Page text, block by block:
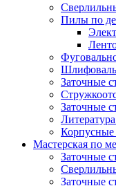
Пилы по
Заточные
Заточные
Мастерская по
Заточные
Заточные